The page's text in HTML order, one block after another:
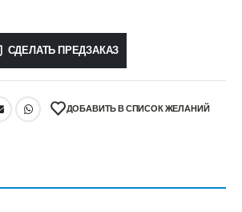
СДЕЛАТЬ ПРЕДЗАКАЗ
ДОБАВИТЬ В СПИСОК ЖЕЛАНИЙ